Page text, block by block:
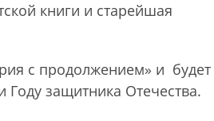
книги и старейшая
с продолжением» и будет
защитника Отечества.